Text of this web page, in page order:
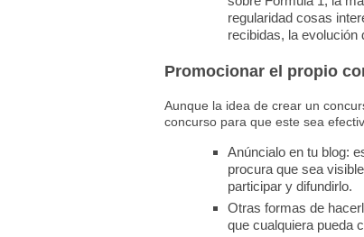
regularidad cosas
recibidas, la evolución
Promocionar el propio
Aunque la idea de crear un
concurso para que este sea
Anúncialo en tu blog:
procura que sea
participar y difundirlo.
Otras formas de
que cualquiera pueda